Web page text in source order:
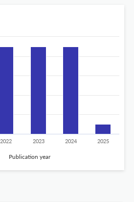
Publication year
2022 2023 2024 2025